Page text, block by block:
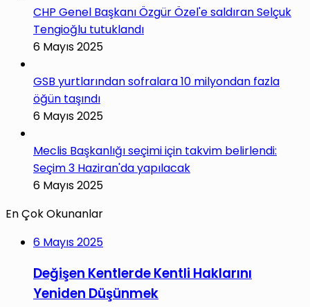
CHP Genel Başkanı Özgür Özel'e saldıran Selçuk
Tengioğlu tutuklandı
6 Mayıs 2025
GSB yurtlarından sofralara 10 milyondan fazla
öğün taşındı
6 Mayıs 2025
Meclis Başkanlığı seçimi için takvim belirlendi:
Seçim 3 Haziran'da yapılacak
6 Mayıs 2025
En Çok Okunanlar
6 Mayıs 2025
Değişen Kentlerde Kentli Haklarını
Yeniden Düşünmek